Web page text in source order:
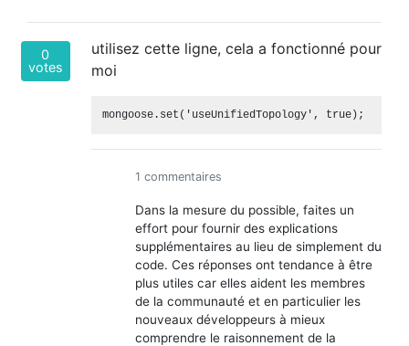
0
votes
utilisez cette ligne, cela a fonctionné pour
moi
1 commentaires
Dans la mesure du possible, faites un
effort pour fournir des explications
supplémentaires au lieu de simplement du
code. Ces réponses ont tendance à être
plus utiles car elles aident les membres
de la communauté et en particulier les
nouveaux développeurs à mieux
comprendre le raisonnement de la